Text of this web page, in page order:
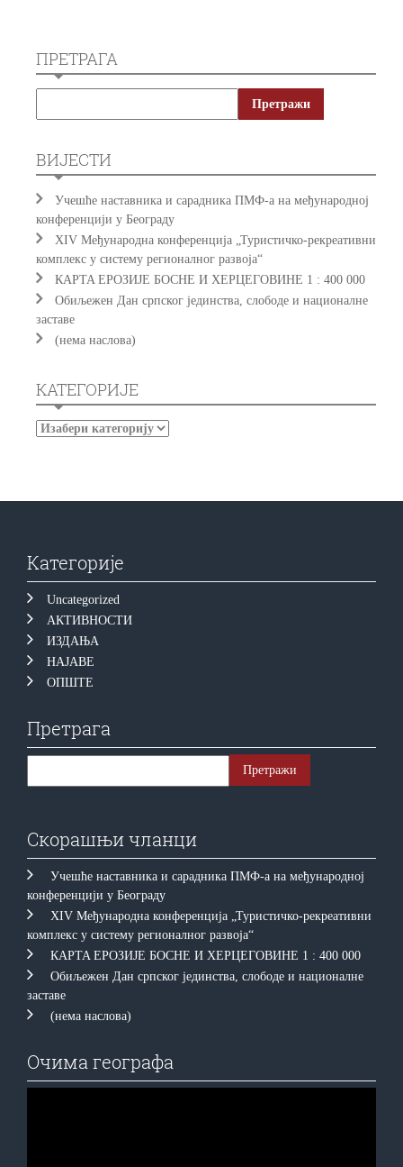
ПРЕТРАГА
ВИЈЕСТИ
Учешће наставника и сарадника ПМФ-а на међународној
конференцији у Београду
XIV Међународна конференција „Туристичко-рекреативни
комплекс у систему регионалног развоја“
КAРTA EРOЗИJE БOСНE И ХEРЦEГOВИНE 1 : 400 000
Обиљежен Дан српског јединства, слободе и националне
заставе
(нема наслова)
КАТЕГОРИЈЕ
Категорије
Uncategorized
АКТИВНОСТИ
ИЗДАЊА
НАЈАВЕ
ОПШТЕ
Претрага
Скорашњи чланци
Учешће наставника и сарадника ПМФ-а на међународној
конференцији у Београду
XIV Међународна конференција „Туристичко-рекреативни
комплекс у систему регионалног развоја“
КAРTA EРOЗИJE БOСНE И ХEРЦEГOВИНE 1 : 400 000
Обиљежен Дан српског јединства, слободе и националне
заставе
(нема наслова)
Очима географа